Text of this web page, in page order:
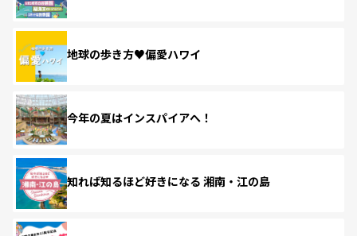
地球の歩き方♥偏愛ハワイ
今年の夏はインスパイアへ！
知れば知るほど好きになる 湘南・江の島